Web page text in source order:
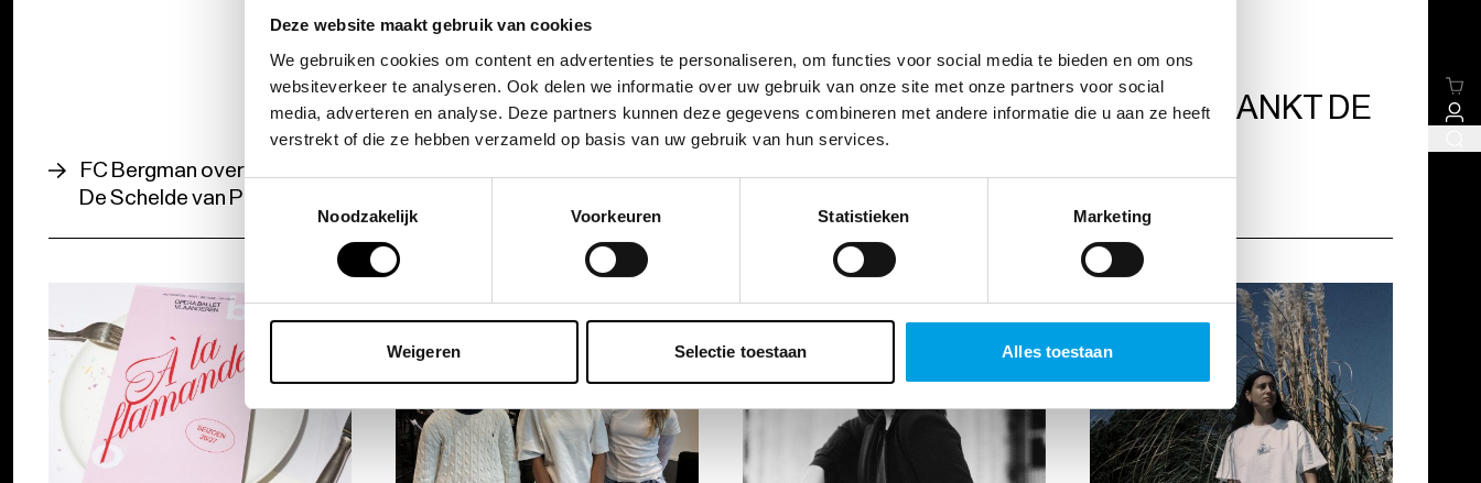
Deze website maakt gebruik van cookies
We gebruiken cookies om content en advertenties te personaliseren, om functies voor social media te bieden en om ons
websiteverkeer te analyseren. Ook delen we informatie over uw gebruik van onze site met onze partners voor social
media, adverteren en analyse. Deze partners kunnen deze gegevens combineren met andere informatie die u aan ze heeft
verstrekt of die ze hebben verzameld op basis van uw gebruik van hun services.
Noodzakelijk
Voorkeuren Statistieken Marketing
Weigeren Selectie toestaan Alles toestaan
De opstand van de gevels - De opera
THOMAS VERSTRAETEN VERKLANKT DE
STAD
FC Bergman over Lucifer en
De Schelde van Peter Benoit
La traviata